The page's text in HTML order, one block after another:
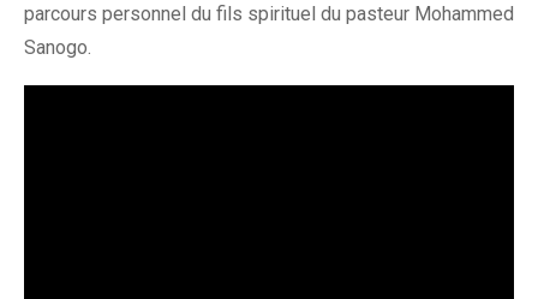
parcours personnel du fils spirituel du pasteur Mohammed
Sanogo.